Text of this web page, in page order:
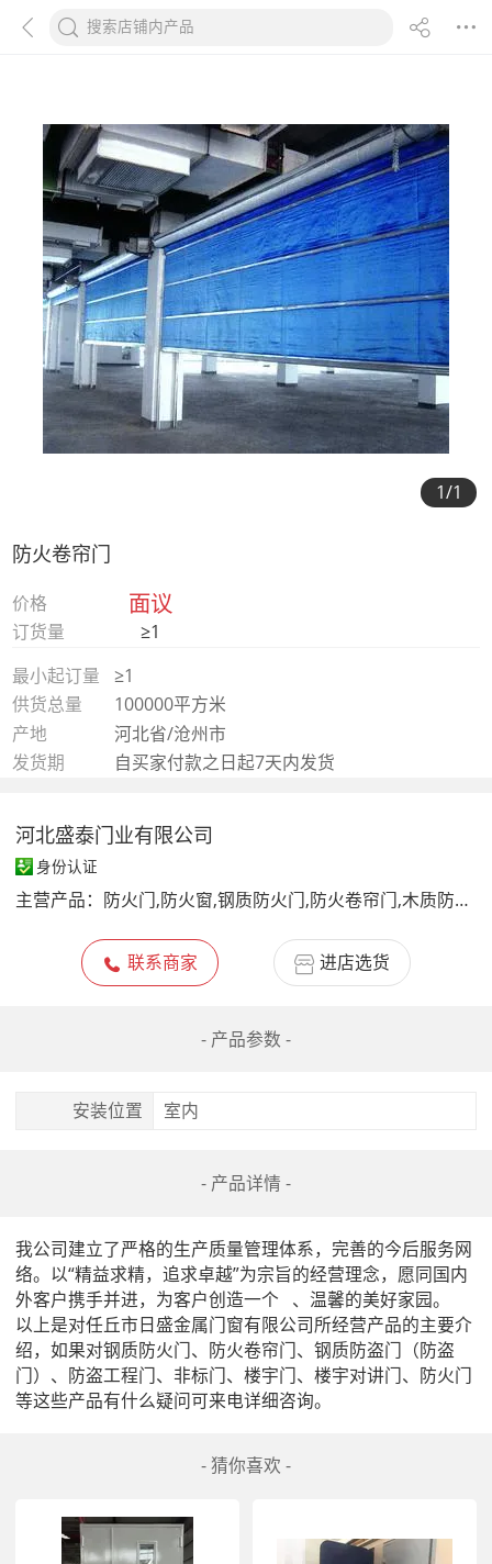
1/1
防火卷帘门
价格 面议
订货量
≥1
最小起订量
≥1
供货总量
100000平方米
产地
河北省/沧州市
发货期
自买家付款之日起7天内发货
河北盛泰门业有限公司
身份认证
主营产品： 防火门,防火窗,钢质防火门,防火卷帘门,木质防火门,防盗门,管井门,超大防火门,钢质入户门,不锈钢防火门,铝单板,挡烟垂壁
联系商家 进店选货
- 产品参数 -
安装位置 室内
- 产品详情 -
我公司建立了严格的生产质量管理体系，完善的今后服务网
络。以“精益求精，追求卓越”为宗旨的经营理念，愿同国内
外客户携手并进，为客户创造一个   、温馨的美好家园。
以上是对任丘市日盛金属门窗有限公司所经营产品的主要介
绍，如果对钢质防火门、防火卷帘门、钢质防盗门（防盗
门）、防盗工程门、非标门、楼宇门、楼宇对讲门、防火门
等这些产品有什么疑问可来电详细咨询。
- 猜你喜欢 -